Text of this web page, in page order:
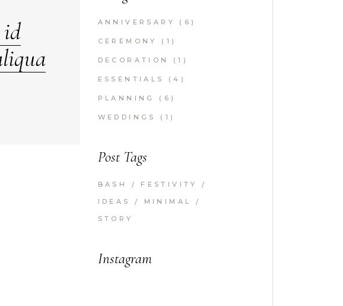
id
ANNIVERSARY (6)
CEREMONY (1)
DECORATION (1)
ESSENTIALS (4)
PLANNING (6)
WEDDINGS (1)
Post Tags
BASH FESTIVITY
IDEAS MINIMAL
STORY
Instagram